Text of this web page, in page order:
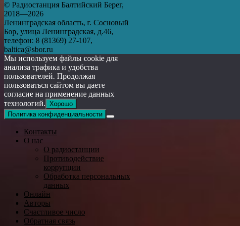
© Радиостанция Балтийский Берег,
2018—2026
Ленинградская область, г. Сосновый
Бор, улица Ленинградская, д.46,
телефон: 8 (81369) 27-107,
baltica@sbor.ru
Мы используем файлы cookie для
анализа трафика и удобства
пользователей. Продолжая
пользоваться сайтом вы даете
согласие на применение данных
технологий. Хорошо
Политика конфиденциальности
Контакты
О нас
О радиостанции
Противодействие
коррупции
Обработка персональных
данных
Онлайн
Авторы
Счастливое число
Обратная связь